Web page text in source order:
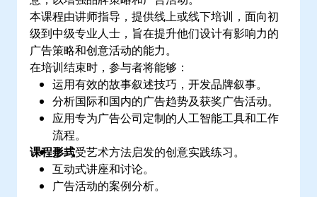
本课程由讲师指导，提供线上或线下培训，面向初
级到中级专业人士，旨在提升他们设计有影响力的
广告策略和创意活动的能力。
在培训结束时，参与者将能够：
运用有效的故事叙述技巧，开发品牌叙事。
分析国际和国内的广告趋势及获奖广告活动。
应用专为广告公司定制的人工智能工具和工作
流程。
参与受艺术方法启发的创意实践练习。
课程形式
互动式讲座和讨论。
广告活动的案例分析。